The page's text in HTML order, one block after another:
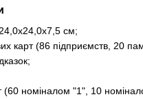
см;
карт (86 підприємств, 20
(60 номіналом "1", 10